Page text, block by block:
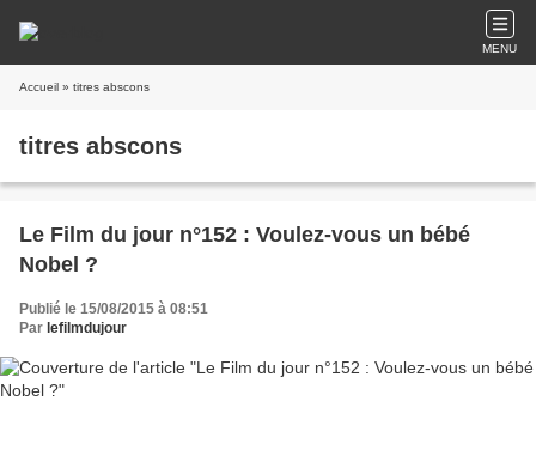
MENU
Accueil » titres abscons
titres abscons
Le Film du jour n°152 : Voulez-vous un bébé
Nobel ?
Publié le 15/08/2015 à 08:51
Par lefilmdujour